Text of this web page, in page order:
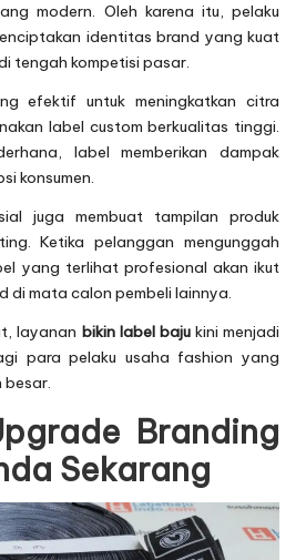
modern. Oleh karena itu, pelaku
identitas brand yang kuat
tengah kompetisi pasar.
efektif untuk meningkatkan citra
label custom berkualitas tinggi.
label memberikan dampak
konsumen.
juga membuat tampilan produk
Ketika pelanggan mengunggah
yang terlihat profesional akan ikut
di mata calon pembeli lainnya.
layanan bikin label baju kini menjadi
para pelaku usaha fashion yang
besar.
Branding
Sekarang